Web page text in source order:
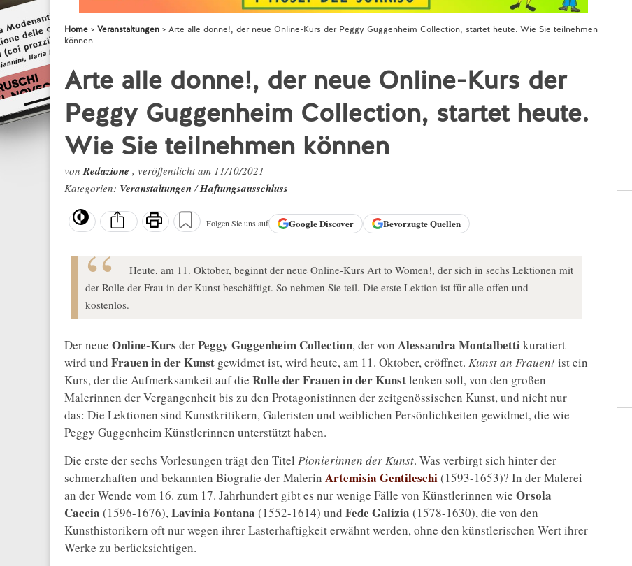
Home Veranstaltungen
Arte alle donne!, der neue Online-Kurs der Peggy Guggenheim Collection, startet heute. Wie Sie teilnehmen
können
Arte alle donne!, der neue Online-Kurs der
Peggy Guggenheim Collection, startet heute.
Wie Sie teilnehmen können
vonRedazione , veröffentlicht am 11/10/2021
Kategorien: Veranstaltungen/Haftungsausschluss
Folgen Sie uns auf GoogleDiscover Bevorzugte Quellen
Heute, am 11. Oktober, beginnt der neue Online-Kurs Art to Women!, der sich in sechs Lektionen mit
der Rolle der Frau in der Kunst beschäftigt. So nehmen Sie teil. Die erste Lektion ist für alle offen und
kostenlos.
Der neue Online-Kurs derPeggy Guggenheim Collection, der von Alessandra Montalbettikuratiert
wird und Frauen in der Kunst gewidmet ist, wird heute, am 11. Oktober, eröffnet. Kunst an Frauen! ist ein
Kurs, der die Aufmerksamkeit auf die Rolle der Frauen in der Kunstlenken soll, von den großen
Malerinnen der Vergangenheit bis zu den Protagonistinnen der zeitgenössischen Kunst, und nicht nur
das: Die Lektionen sind Kunstkritikern, Galeristen und weiblichen Persönlichkeiten gewidmet, die wie
Peggy Guggenheim Künstlerinnen unterstützt haben.
Die erste der sechs Vorlesungen trägt den Titel Pionierinnen der Kunst. Was verbirgt sich hinter der
schmerzhaften und bekannten Biografie der Malerin Artemisia Gentileschi(1593-1653)? In der Malerei
an der Wende vom 16. zum 17. Jahrhundert gibt es nur wenige Fälle von Künstlerinnen wie Orsola
Caccia (1596-1676),Lavinia Fontana (1552-1614) und Fede Galizia (1578-1630), die von den
Kunsthistorikern oft nur wegen ihrer Lasterhaftigkeit erwähnt werden, ohne den künstlerischen Wert ihrer
Werke zu berücksichtigen.